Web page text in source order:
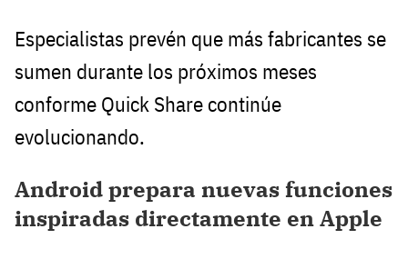
Especialistas prevén que más fabricantes se
sumen durante los próximos meses
conforme Quick Share continúe
evolucionando.
Android prepara nuevas funciones
inspiradas directamente en Apple